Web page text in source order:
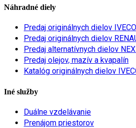
Náhradné diely
Predaj originálnych dielov IVECO
Predaj originálnych dielov
Predaj alternatívnych dielov
Predaj olejov, mazív a kvapalín
Katalóg originálnych dielov
Iné služby
Duálne vzdelávanie
Prenájom priestorov